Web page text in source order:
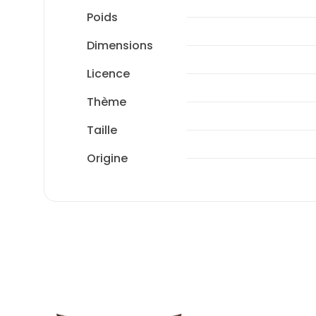
Poids
Dimensions
Licence
Thème
Taille
Origine